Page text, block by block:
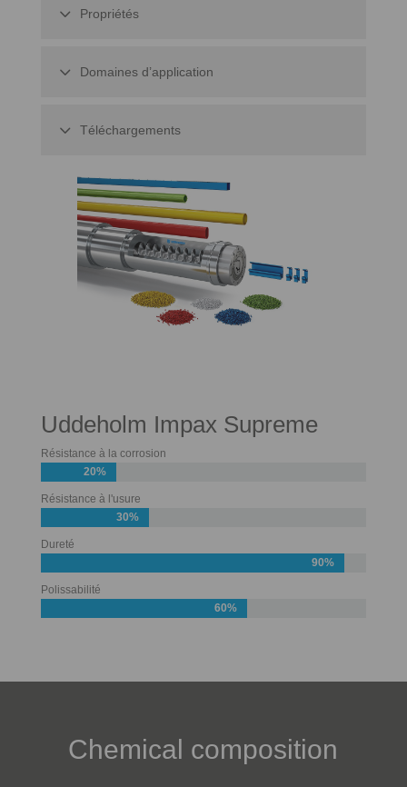
Propriétés
Domaines d’application
Téléchargements
Uddeholm Impax Supreme
Résistance à la corrosion
20%
Résistance à l'usure
30%
Dureté
90%
Polissabilité
60%
Chemical composition